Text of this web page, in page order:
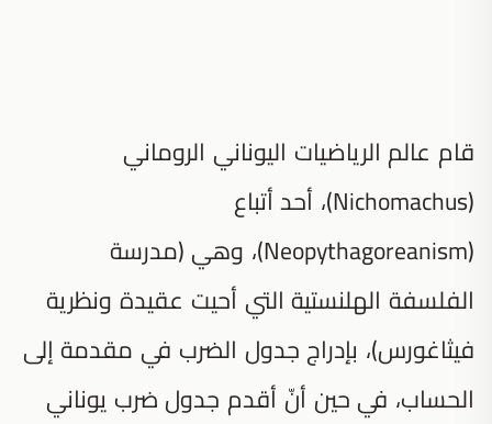
قام عالم الرياضيات اليوناني الروماني
(Nichomachus)، أحد أتباع
(Neopythagoreanism)، وهي (مدرسة
الفلسفة الهلنستية التي أحيت عقيدة ونظرية
فيثاغورس)، بإدراج جدول الضرب في مقدمة إلى
الحساب، في حين أنّ أقدم جدول ضرب يوناني